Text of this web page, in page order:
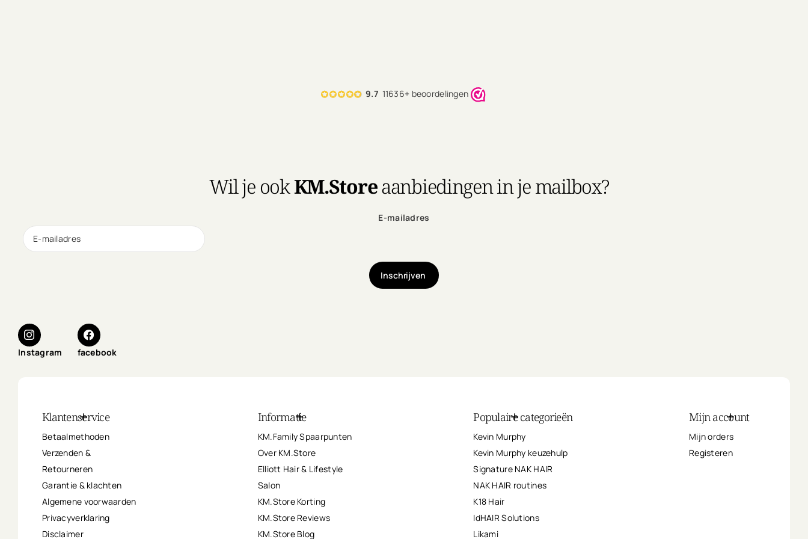
9.7 11636+ beoordelingen
Wil je ookKM.Storeaanbiedingen in je mailbox?
E-mailadres
Inschrijven
Instagram facebook
Klantenservice
Betaalmethoden
Verzenden &
Retourneren
Garantie & klachten
Algemene voorwaarden
Privacyverklaring
Disclaimer
Informatie
KM.Family Spaarpunten
Over KM.Store
Elliott Hair & Lifestyle
Salon
KM.Store Korting
KM.Store Reviews
KM.Store Blog
Populaire categorieën
Kevin Murphy
Kevin Murphy keuzehulp
Signature NAK HAIR
NAK HAIR routines
K18 Hair
IdHAIR Solutions
Likami
Mijn account
Mijn orders
Registeren